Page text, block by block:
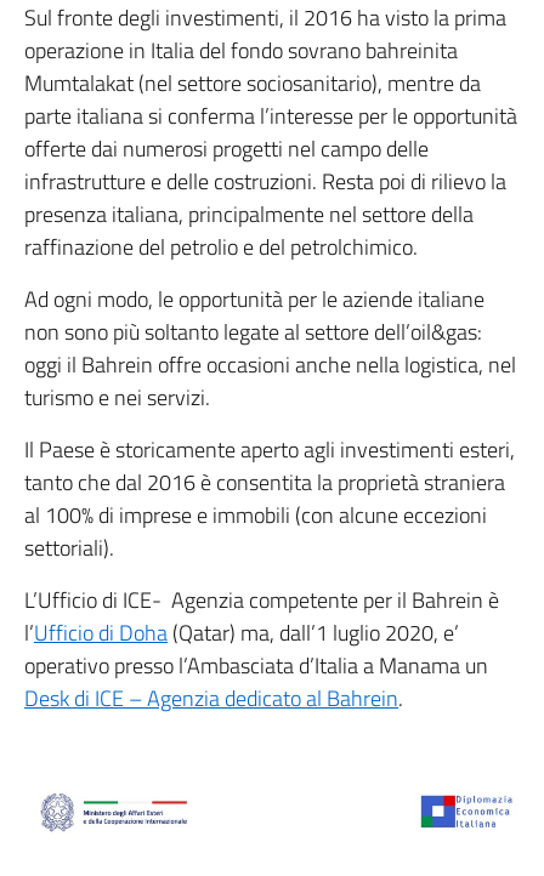
Sul fronte degli investimenti, il 2016 ha visto la prima
operazione in Italia del fondo sovrano bahreinita
Mumtalakat (nel settore sociosanitario), mentre da
parte italiana si conferma l’interesse per le opportunità
offerte dai numerosi progetti nel campo delle
infrastrutture e delle costruzioni. Resta poi di rilievo la
presenza italiana, principalmente nel settore della
raffinazione del petrolio e del petrolchimico.
Ad ogni modo, le opportunità per le aziende italiane
non sono più soltanto legate al settore dell’oil&gas:
oggi il Bahrein offre occasioni anche nella logistica, nel
turismo e nei servizi.
Il Paese è storicamente aperto agli investimenti esteri,
tanto che dal 2016 è consentita la proprietà straniera
al 100% di imprese e immobili (con alcune eccezioni
settoriali).
L’Ufficio di ICE- Agenzia competente per il Bahrein è
l’Ufficio di Doha(Qatar) ma, dall’1 luglio 2020, e’
operativo presso l’Ambasciata d’Italia a Manama un
Desk di ICE – Agenzia dedicato al Bahrein.